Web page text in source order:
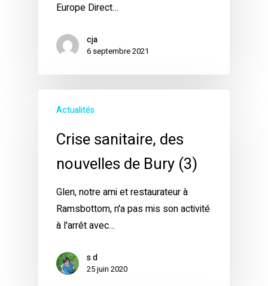
Europe Direct…
cja
6 septembre 2021
Actualités
Crise sanitaire, des
nouvelles de Bury (3)
Glen, notre ami et restaurateur à
Ramsbottom, n'a pas mis son activité
à l'arrêt avec…
s d
25 juin 2020